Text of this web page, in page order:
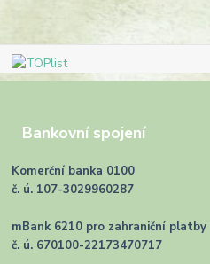
Bankovní spojení
Komerční banka 0100
č. ú. 107-3029960287
mBank 6210 pro zahraniční platby
č. ú. 670100-22173470717